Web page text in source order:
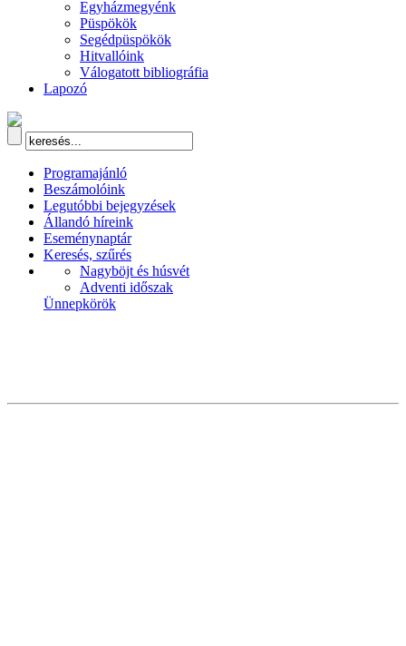
Egyházmegyénk
Püspökök
Segédpüspökök
Hitvallóink
Válogatott bibliográfia
Lapozó
Programajánló
Beszámolóink
Legutóbbi bejegyzések
Állandó híreink
Eseménynaptár
Keresés, szűrés
Nagyböjt és húsvét
Adventi időszak
Ünnepkörök